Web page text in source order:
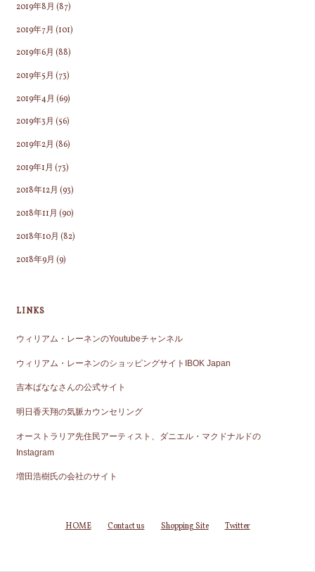
2019年8月 (87)
2019年7月 (101)
2019年6月 (88)
2019年5月 (73)
2019年4月 (69)
2019年3月 (56)
2019年2月 (86)
2019年1月 (73)
2018年12月 (93)
2018年11月 (90)
2018年10月 (82)
2018年9月 (9)
LINKS
ウィリアム・レーネンのYoutubeチャンネル
ウィリアム・レーネンのショッピングサイトIBOK Japan
吉本ばななさんの公式サイト
明日香天翔の気脈カウンセリング
オーストラリア先住民アーティスト、ダニエル・マクドナルドの
Instagram
増田浩樹氏の会社のサイト
HOME Contact us Shopping Site Twitter